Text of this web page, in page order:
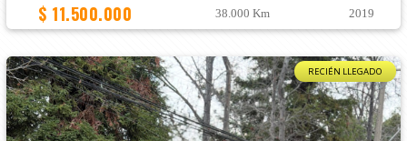
$ 11.500.000 38.000 Km 2019
RECIÉN LLEGADO